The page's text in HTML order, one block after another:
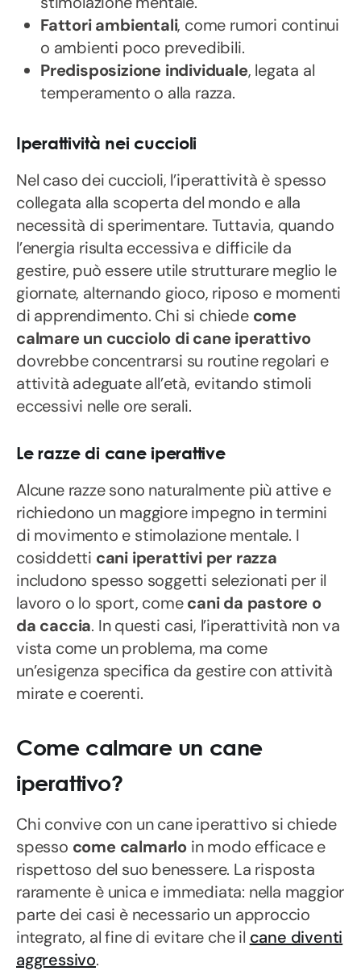
Fattori ambientali, come rumori continui
o ambienti poco prevedibili.
Predisposizione individuale, legata al
temperamento o alla razza.
Iperattività nei cuccioli
Nel caso dei cuccioli, l’iperattività è spesso
collegata alla scoperta del mondo e alla
necessità di sperimentare. Tuttavia, quando
l’energia risulta eccessiva e difficile da
gestire, può essere utile strutturare meglio le
giornate, alternando gioco, riposo e momenti
di apprendimento. Chi si chiede come
calmare un cucciolo di cane iperattivo
dovrebbe concentrarsi su routine regolari e
attività adeguate all’età, evitando stimoli
eccessivi nelle ore serali.
Le razze di cane iperattive
Alcune razze sono naturalmente più attive e
richiedono un maggiore impegno in termini
di movimento e stimolazione mentale. I
cosiddetti cani iperattivi per razza
includono spesso soggetti selezionati per il
lavoro o lo sport, comecani da pastore o
da caccia. In questi casi, l’iperattività non va
vista come un problema, ma come
un’esigenza specifica da gestire con attività
mirate e coerenti.
Come calmare un cane
iperattivo?
Chi convive con un cane iperattivo si chiede
spesso come calmarlo in modo efficace e
rispettoso del suo benessere. La risposta
raramente è unica e immediata: nella maggior
parte dei casi è necessario un approccio
integrato, al fine di evitare che il cane diventi
aggressivo.